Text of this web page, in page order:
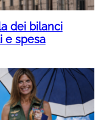
dei bilanci
e spesa